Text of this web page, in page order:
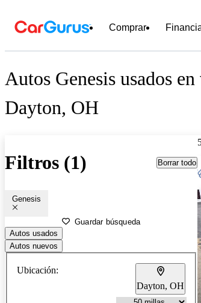
Comprar
Autos Genesis usados
Dayton, OH
Filtros (1) Borrar todo
Genesis
Guardar búsqueda
Autos usados
Autos nuevos
Ubicación:
Dayton, OH